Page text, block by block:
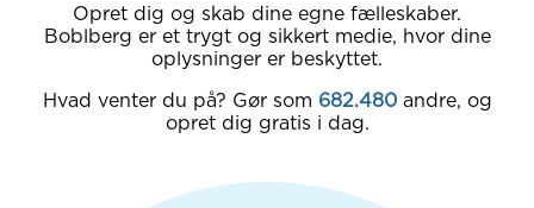
Opret dig og skab dine egne fælleskaber.
Boblberg er et trygt og sikkert medie, hvor dine
oplysninger er beskyttet.
Hvad venter du på? Gør som 682.480 andre, og
opret dig gratis i dag.